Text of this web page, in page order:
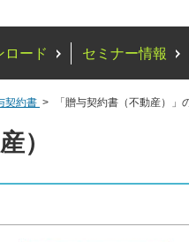
ロード セミナー情報
契約書 「贈与契約書（不動産）
）